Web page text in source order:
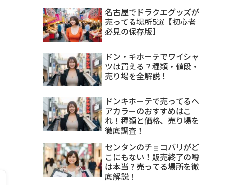
名古屋でドラクエグッズが
売ってる場所5選【初心者
必見の保存版】
ドン・キホーテでワイシャ
ツは買える？種類・値段・
売り場を全解説！
ドンキホーテで売ってるヘ
アカラーのおすすめはこ
れ！種類と価格、売り場を
徹底調査！
センタンのチョコバリがど
こにもない！販売終了の噂
は本当？売ってる場所を徹
底解説！